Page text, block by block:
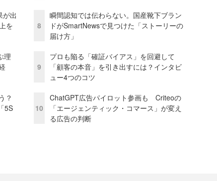
が出
を
理
？
5S
8
瞬間認知では伝わらない。国産靴下ブラン
ドがSmartNewsで見つけた「ストーリーの
届け方」
9
プロも陥る「確証バイアス」を回避して
「顧客の本音」を引き出すには？インタビ
ュー4つのコツ
10
ChatGPT広告パイロット参画も Criteoの
「エージェンティック・コマース」が変え
る広告の判断